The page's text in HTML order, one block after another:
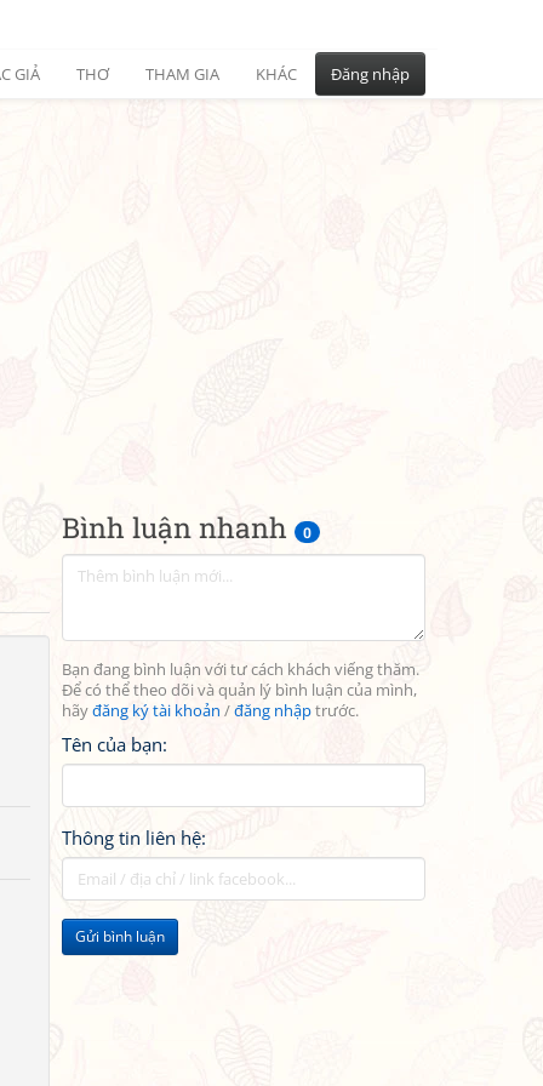
GIẢ THƠ THAM GIA KHÁC Đăng nhập
Bình luận nhanh 0
Bạn đang bình luận với tư cách khách viếng thăm.
Để có thể theo dõi và quản lý bình luận của mình,
hãyđăng ký tài khoản /đăng nhậptrước.
Tên của bạn:
Thông tin liên hệ:
Gửi bình luận